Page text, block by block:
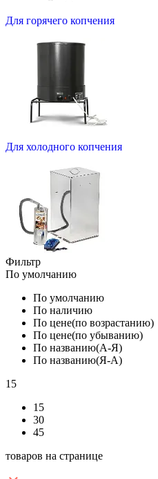
Для горячего копчения
Для холодного копчения
Фильтр
По умолчанию
По умолчанию
По наличию
По цене(по возрастанию)
По цене(по убыванию)
По названию(А-Я)
По названию(Я-А)
15
15
30
45
товаров на странице